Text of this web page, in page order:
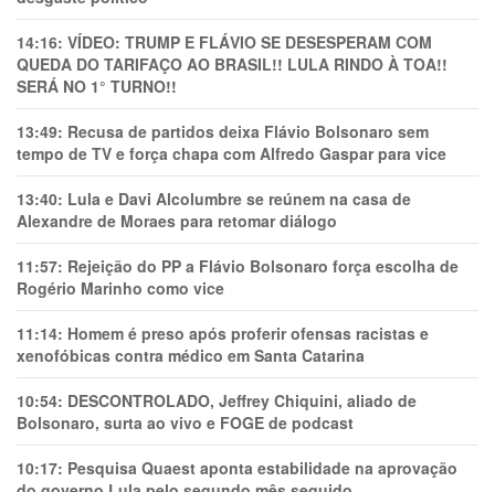
14:16: VÍDEO: TRUMP E FLÁVIO SE DESESPERAM COM
QUEDA DO TARIFAÇO AO BRASIL!! LULA RINDO À TOA!!
SERÁ NO 1° TURNO!!
13:49: Recusa de partidos deixa Flávio Bolsonaro sem
tempo de TV e força chapa com Alfredo Gaspar para vice
13:40: Lula e Davi Alcolumbre se reúnem na casa de
Alexandre de Moraes para retomar diálogo
11:57: Rejeição do PP a Flávio Bolsonaro força escolha de
Rogério Marinho como vice
11:14: Homem é preso após proferir ofensas racistas e
xenofóbicas contra médico em Santa Catarina
10:54: DESCONTROLADO, Jeffrey Chiquini, aliado de
Bolsonaro, surta ao vivo e FOGE de podcast
10:17: Pesquisa Quaest aponta estabilidade na aprovação